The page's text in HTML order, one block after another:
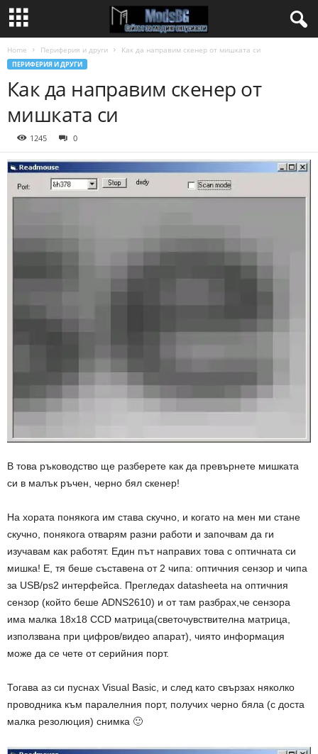
Home Периферия и други Как да направим скенер от мишката си
ПЕРИФЕРИЯ И ДРУГИ
Как да направим скенер от
мишката си
1245 0
В това ръководство ще разберете как да превърнете мишката
си в малък ръчен, черно бял скенер!
На хората понякога им става скучно, и когато на мен ми стане
скучно, понякога отварям разни работи и започвам да ги
изучавам как работят. Един път направих това с оптичната си
мишка! Е, тя беше съставена от 2 чипа: оптичния сензор и чипа
за USB/ps2 интерфейса. Прегледах datasheeta на оптичния
сензор (който беше ADNS2610) и от там разбрах,че сензора
има малка 18х18 CCD матрица(светoчувствителнa матрицa,
използвана при цифров/видео апарат), чиято информация
може да се чете от серийния порт.
Тогава аз си пуснах Visual Basic, и след като свързах няколко
проводника към паралелния порт, получих черно бяла (с доста
малка резолюция) снимка 🙂